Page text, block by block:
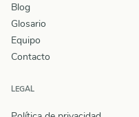
Blog
Glosario
Equipo
Contacto
LEGAL